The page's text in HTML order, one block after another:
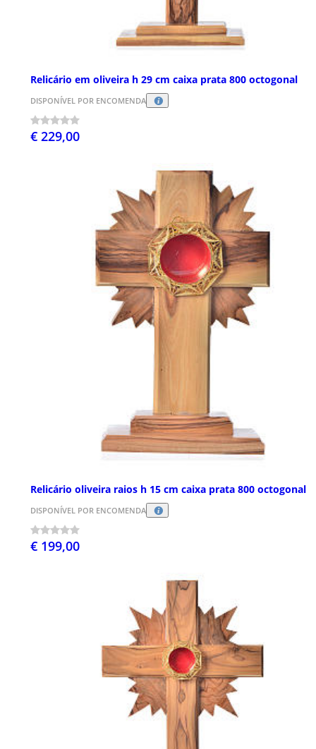
Relicário em oliveira h 29 cm caixa prata 800 octogonal
DISPONÍVEL POR ENCOMENDA
€ 229,00
Relicário oliveira raios h 15 cm caixa prata 800 octogonal
DISPONÍVEL POR ENCOMENDA
€ 199,00